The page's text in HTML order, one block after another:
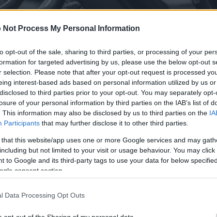
Not Process My Personal Information
opt-out of the sale, sharing to third parties, or processing of your
for targeted advertising by us, please use the below opt-out
selection. Please note that after your opt-out request is processed
interest-based ads based on personal information utilized by us
to third parties prior to your opt-out. You may separately
of your personal information by third parties on the IAB’s list of
This information may also be disclosed by us to third parties on the
Participants that may further disclose it to other third parties.
that this website/app uses one or more Google services and may
but not limited to your visit or usage behaviour. You may
to Google and its third-party tags to use your data for below
consent section.
Data Processing Opt Outs
turun di bawah adalah kurang mampat dan
- berbanding imej yang dibenamkan dalam artikel dan
saiz fail bagi mengurangkan penggunaan lebar jalur.